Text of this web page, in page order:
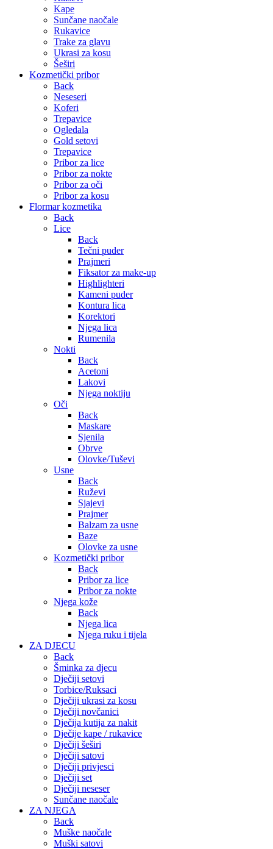
Kape
Sunčane naočale
Rukavice
Trake za glavu
Ukrasi za kosu
Šeširi
Kozmetički pribor
Back
Neseseri
Koferi
Trepavice
Ogledala
Gold setovi
Trepavice
Pribor za lice
Pribor za nokte
Pribor za oči
Pribor za kosu
Flormar kozmetika
Back
Lice
Back
Tečni puder
Prajmeri
Fiksator za make-up
Highlighteri
Kameni puder
Kontura lica
Korektori
Njega lica
Rumenila
Nokti
Back
Acetoni
Lakovi
Njega noktiju
Oči
Back
Maskare
Sjenila
Obrve
Olovke/Tuševi
Usne
Back
Ruževi
Sjajevi
Prajmer
Balzam za usne
Baze
Olovke za usne
Kozmetički pribor
Back
Pribor za lice
Pribor za nokte
Njega kože
Back
Njega lica
Njega ruku i tijela
ZA DJECU
Back
Šminka za djecu
Dječiji setovi
Torbice/Ruksaci
Dječiji ukrasi za kosu
Dječiji novčanici
Dječija kutija za nakit
Dječije kape / rukavice
Dječiji šeširi
Dječiji satovi
Dječiji privjesci
Dječiji set
Dječiji neseser
Sunčane naočale
ZA NJEGA
Back
Muške naočale
Muški satovi